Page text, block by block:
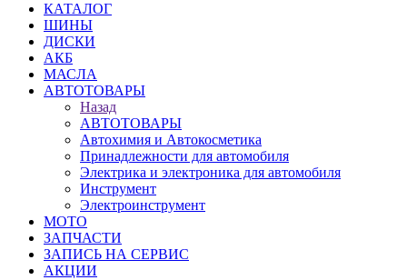
КАТАЛОГ
ШИНЫ
ДИСКИ
АКБ
МАСЛА
АВТОТОВАРЫ
Назад
АВТОТОВАРЫ
Автохимия и Автокосметика
Принадлежности для автомобиля
Электрика и электроника для автомобиля
Инструмент
Электроинструмент
МОТО
ЗАПЧАСТИ
ЗАПИСЬ НА СЕРВИС
АКЦИИ